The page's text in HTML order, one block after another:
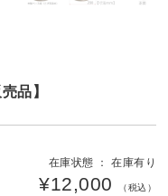
品】
在庫状態 ： 在庫有り
¥12,000 （税込）